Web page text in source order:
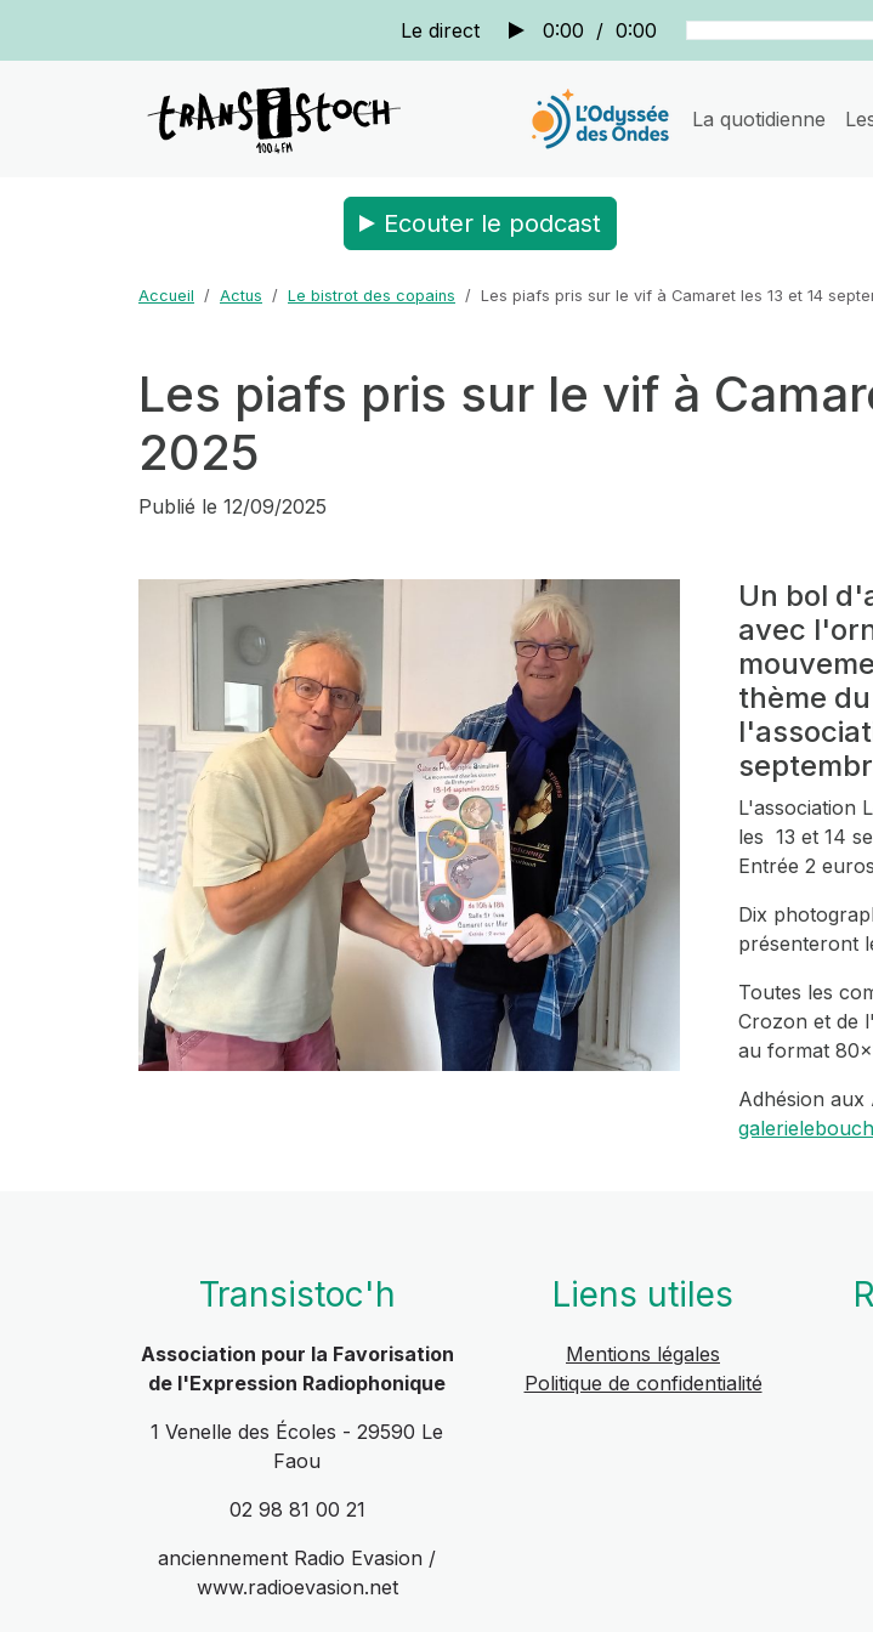
Le direct 0:00 / 0:00
La quotidienne
Ecouter le podcast
Accueil Actus Le bistrot des copains Les piafs pris sur le vif à Camaret les 13 et 14
Les piafs pris sur le vif à
2025
Publié le 12/09/2025
Un bol
avec
thème
L'association
les 13 et 14
Entrée 2
Dix
présenteront
Toutes les
Crozon et de
au format
Adhésion aux
Transistoc'h
Association pour la Favorisation
de l'Expression Radiophonique
1 Venelle des Écoles - 29590 Le
Faou
02 98 81 00 21
anciennement Radio Evasion /
www.radioevasion.net
Liens utiles
Mentions légales
Politique de confidentialité